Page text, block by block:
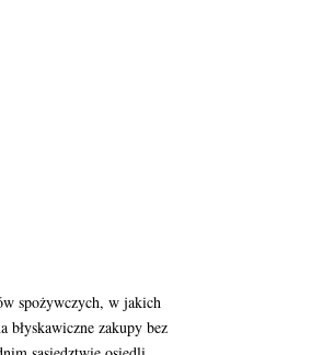
spożywczych, w jakich
błyskawiczne zakupy bez